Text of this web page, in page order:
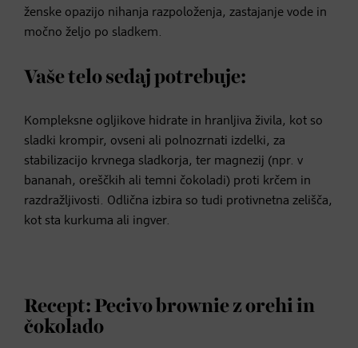
ženske opazijo nihanja razpoloženja, zastajanje vode in
močno željo po sladkem.
Vaše telo sedaj potrebuje:
Kompleksne ogljikove hidrate in hranljiva živila, kot so
sladki krompir, ovseni ali polnozrnati izdelki, za
stabilizacijo krvnega sladkorja, ter magnezij (npr. v
bananah, oreščkih ali temni čokoladi) proti krčem in
razdražljivosti. Odlična izbira so tudi protivnetna zelišča,
kot sta kurkuma ali ingver.
Recept: Pecivo brownie z orehi in
čokolado